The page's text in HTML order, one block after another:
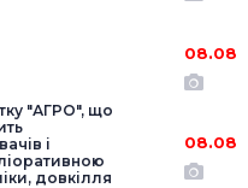
"АГРО", що
і
довкілля
08.08
08.08